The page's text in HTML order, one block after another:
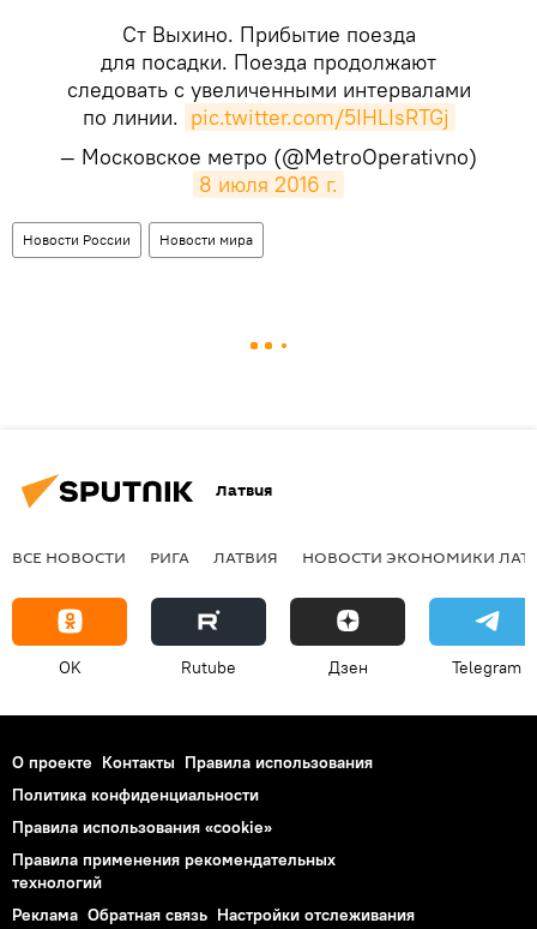
Ст Выхино. Прибытие поезда
для посадки. Поезда продолжают
следовать с увеличенными интервалами
по линии. pic.twitter.com/5IHLIsRTGj
— Московское метро (@MetroOperativno)
8 июля 2016 г.
Новости России Новости мира
Латвия
ВСЕ НОВОСТИ РИГА ЛАТВИЯ НОВОСТИ ЭКОНОМИКИ
OK Rutube Дзен Telegram
О проекте Контакты Правила использования
Политика конфиденциальности
Правила использования «cookie»
Правила применения рекомендательных
технологий
Реклама Обратная связь Настройки отслеживания